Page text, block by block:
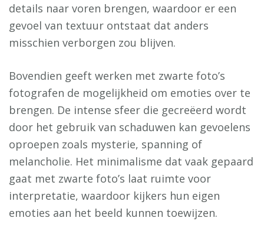
details naar voren brengen, waardoor er een
gevoel van textuur ontstaat dat anders
misschien verborgen zou blijven.
Bovendien geeft werken met zwarte foto’s
fotografen de mogelijkheid om emoties over te
brengen. De intense sfeer die gecreëerd wordt
door het gebruik van schaduwen kan gevoelens
oproepen zoals mysterie, spanning of
melancholie. Het minimalisme dat vaak gepaard
gaat met zwarte foto’s laat ruimte voor
interpretatie, waardoor kijkers hun eigen
emoties aan het beeld kunnen toewijzen.